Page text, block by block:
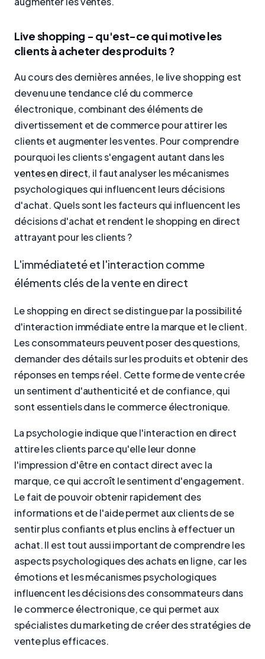
Live shopping - qu'est-ce qui motive les
clients à acheter des produits ?
Au cours des dernières années, le live shopping est
devenu une tendance clé du commerce
électronique, combinant des éléments de
divertissement et de commerce pour attirer les
clients et augmenter les ventes. Pour comprendre
pourquoi les clients s'engagent autant dans les
ventes en direct, il faut analyser les mécanismes
psychologiques qui influencent leurs décisions
d'achat. Quels sont les facteurs qui influencent les
décisions d'achat et rendent le shopping en direct
attrayant pour les clients ?
L'immédiateté et l'interaction comme
éléments clés de la vente en direct
Le shopping en direct se distingue par la possibilité
d'interaction immédiate entre la marque et le client.
Les consommateurs peuvent poser des questions,
demander des détails sur les produits et obtenir des
réponses en temps réel. Cette forme de vente crée
un sentiment d'authenticité et de confiance, qui
sont essentiels dans le commerce électronique.
La psychologie indique que l'interaction en direct
attire les clients parce qu'elle leur donne
l'impression d'être en contact direct avec la
marque, ce qui accroît le sentiment d'engagement.
Le fait de pouvoir obtenir rapidement des
informations et de l'aide permet aux clients de se
sentir plus confiants et plus enclins à effectuer un
achat. Il est tout aussi important de comprendre les
aspects psychologiques des achats en ligne, car les
émotions et les mécanismes psychologiques
influencent les décisions des consommateurs dans
le commerce électronique, ce qui permet aux
spécialistes du marketing de créer des stratégies de
vente plus efficaces.